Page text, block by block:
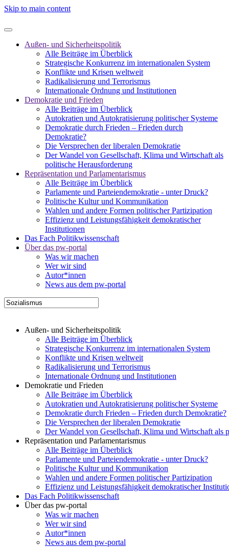
Skip to main content
Außen- und Sicherheitspolitik
Alle Beiträge im Überblick
Strategische Konkurrenz im internationalen System
Konflikte und Krisen weltweit
Radikalisierung und Terrorismus
Internationale Ordnung und Institutionen
Demokratie und Frieden
Alle Beiträge im Überblick
Autokratien und Autokratisierung politischer Systeme
Demokratie durch Frieden – Frieden durch
Demokratie?
Die Versprechen der liberalen Demokratie
Der Wandel von Gesellschaft, Klima und Wirtschaft als
politische Herausforderung
Repräsentation und Parlamentarismus
Alle Beiträge im Überblick
Parlamente und Parteiendemokratie - unter Druck?
Politische Kultur und Kommunikation
Wahlen und andere Formen politischer Partizipation
Effizienz und Leistungsfähigkeit demokratischer
Institutionen
Das Fach Politikwissenschaft
Über das pw-portal
Was wir machen
Wer wir sind
Autor*innen
News aus dem pw-portal
Außen- und Sicherheitspolitik
Alle Beiträge im Überblick
Strategische Konkurrenz im internationalen System
Konflikte und Krisen weltweit
Radikalisierung und Terrorismus
Internationale Ordnung und Institutionen
Demokratie und Frieden
Alle Beiträge im Überblick
Autokratien und Autokratisierung politischer Systeme
Demokratie durch Frieden – Frieden durch Demokratie?
Die Versprechen der liberalen Demokratie
Der Wandel von Gesellschaft, Klima und Wirtschaft als
Repräsentation und Parlamentarismus
Alle Beiträge im Überblick
Parlamente und Parteiendemokratie - unter Druck?
Politische Kultur und Kommunikation
Wahlen und andere Formen politischer Partizipation
Effizienz und Leistungsfähigkeit demokratischer
Das Fach Politikwissenschaft
Über das pw-portal
Was wir machen
Wer wir sind
Autor*innen
News aus dem pw-portal